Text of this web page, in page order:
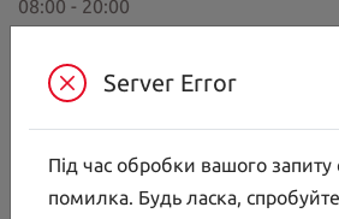
08:00 - 20:00
Нд:
09:00-18:00
Server Error
Під час обробки вашого запиту
помилка. Будь ласка,